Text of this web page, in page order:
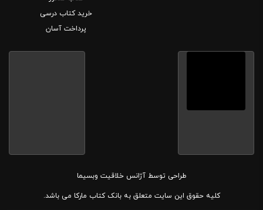
خرید کتاب درسی
پرداخت آسان
طراحی توسطآژانس خلاقیت وبسیما
کلیه حقوق این سایت متعلق به بانک کتاب مارکا می باشد.